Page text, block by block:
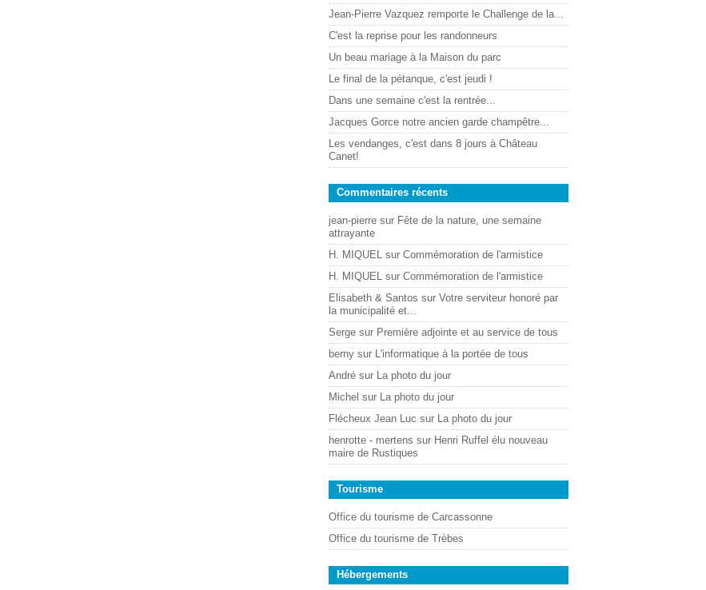
Jean-Pierre Vazquez remporte le Challenge de la...
C'est la reprise pour les randonneurs
Un beau mariage à la Maison du parc
Le final de la pétanque, c'est jeudi !
Dans une semaine c'est la rentrée...
Jacques Gorce notre ancien garde champêtre...
Les vendanges, c'est dans 8 jours à Château
Canet!
Commentaires récents
jean-pierre sur Fête de la nature, une semaine
attrayante
H. MIQUEL sur Commémoration de l'armistice
H. MIQUEL sur Commémoration de l'armistice
Elisabeth & Santos sur Votre serviteur honoré par
la municipalité et...
Serge sur Première adjointe et au service de tous
berny sur L'informatique à la portée de tous
André sur La photo du jour
Michel sur La photo du jour
Flécheux Jean Luc sur La photo du jour
henrotte - mertens sur Henri Ruffel élu nouveau
maire de Rustiques
Tourisme
Office du tourisme de Carcassonne
Office du tourisme de Trèbes
Hébergements